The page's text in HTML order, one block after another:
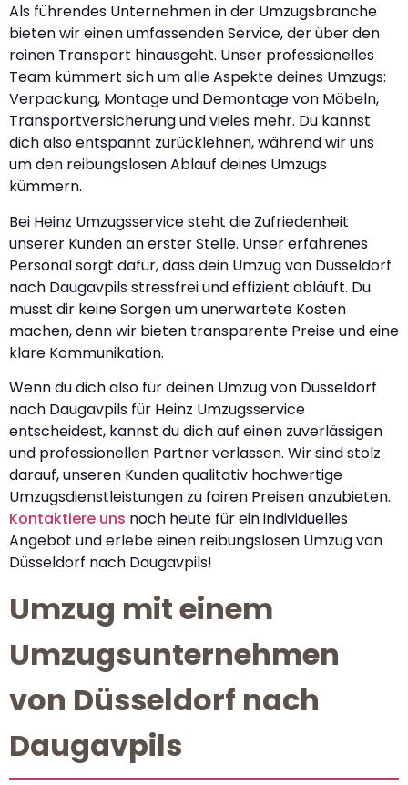
Als führendes Unternehmen in der Umzugsbranche
bieten wir einen umfassenden Service, der über den
reinen Transport hinausgeht. Unser professionelles
Team kümmert sich um alle Aspekte deines Umzugs:
Verpackung, Montage und Demontage von Möbeln,
Transportversicherung und vieles mehr. Du kannst
dich also entspannt zurücklehnen, während wir uns
um den reibungslosen Ablauf deines Umzugs
kümmern.
Bei Heinz Umzugsservice steht die Zufriedenheit
unserer Kunden an erster Stelle. Unser erfahrenes
Personal sorgt dafür, dass dein Umzug von Düsseldorf
nach Daugavpils stressfrei und effizient abläuft. Du
musst dir keine Sorgen um unerwartete Kosten
machen, denn wir bieten transparente Preise und eine
klare Kommunikation.
Wenn du dich also für deinen Umzug von Düsseldorf
nach Daugavpils für Heinz Umzugsservice
entscheidest, kannst du dich auf einen zuverlässigen
und professionellen Partner verlassen. Wir sind stolz
darauf, unseren Kunden qualitativ hochwertige
Umzugsdienstleistungen zu fairen Preisen anzubieten.
Kontaktiere uns noch heute für ein individuelles
Angebot und erlebe einen reibungslosen Umzug von
Düsseldorf nach Daugavpils!
Umzug mit einem
Umzugsunternehmen
von Düsseldorf nach
Daugavpils